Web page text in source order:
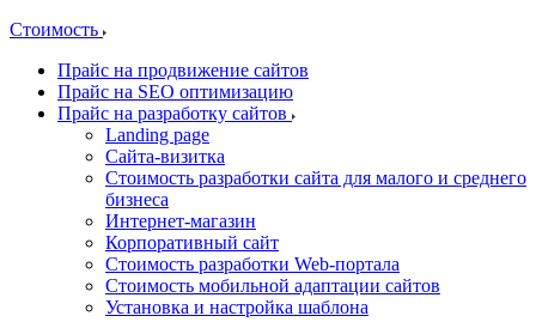
Стоимость
Прайс на продвижение сайтов
Прайс на SEO оптимизацию
Прайс на разработку сайтов
Landing page
Cайта-визитка
Стоимость разработки сайта для малого и среднего
бизнеса
Интернет-магазин
Корпоративный сайт
Стоимость разработки Web-портала
Стоимость мобильной адаптации сайтов
Установка и настройка шаблона